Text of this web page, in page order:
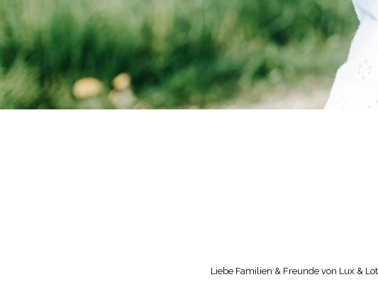
Liebe Familien & Freunde von Lux &